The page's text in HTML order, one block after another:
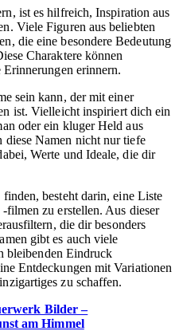
ist es hilfreich, Inspiration aus
Viele Figuren aus beliebten
die eine besondere Bedeutung
Charaktere können
erinnern.
sein kann, der mit einer
ist. Vielleicht inspiriert dich ein
oder ein kluger Held aus
Namen nicht nur tiefe
Werte und Ideale, die dir
besteht darin, eine Liste
zu erstellen. Aus dieser
die dir besonders
gibt es auch viele
bleibenden Eindruck
Entdeckungen mit Variationen
zu schaffen.
Bilder –
am Himmel